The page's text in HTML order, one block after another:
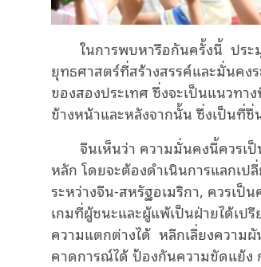
ในการพบหารือกันครั้งนี้ ประ
ยุทธศาสตร์ที่สร้างสรรค์และมั่นคง
ของสองประเทศ ซึ่งจะเป็นแนวท
ข้างหน้าและหลังจากนั้น ซึ่งเป็นที่
จีนเห็นว่า ความมั่นคงนี้ควรเ
หลัก โดยจะต้องดำเนินการแลกเ
ระหว่างจีน-สหรัฐอเมริกา, ควรเ
เกมที่ผู้ชนะและผู้แพ้เป็นฝ่ายได้เป
ความแตกต่างได้ หลีกเลี่ยงความ
คาดการณ์ได้ ป้องกันความขัดแย้ง